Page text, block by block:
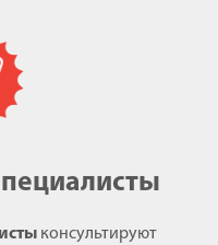
консультируют